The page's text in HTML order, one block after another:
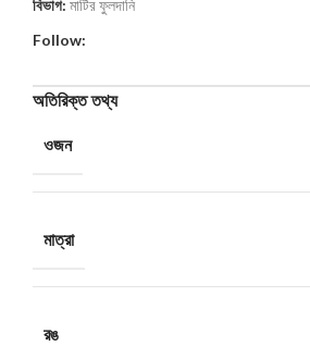
বিভাগ: মাটির ফুলদানি
Follow:
অতিরিক্ত তথ্য
ওজন
মাত্রা
রঙ